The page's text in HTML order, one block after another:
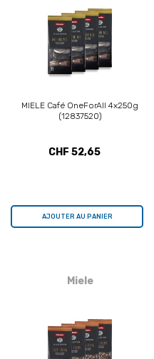
MIELE Café OneForAll 4x250g
(12837520)
CHF 52,65
AJOUTER AU PANIER
Miele